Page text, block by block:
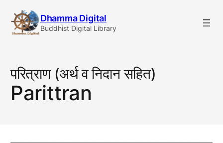
content
Dhamma Digital
Buddhist Digital Library
परित्राण (अर्थ व निदान सहित)
Parittran